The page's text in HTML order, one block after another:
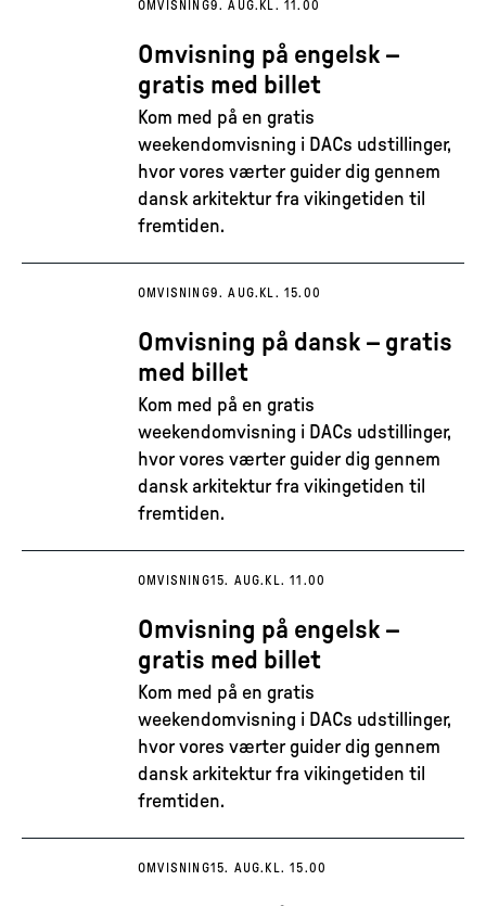
OMVISNING9. AUG. KL. 11.00
Omvisning på engelsk –
gratis med billet
Kom med på en gratis
weekendomvisning i DACs udstillinger,
hvor vores værter guider dig gennem
dansk arkitektur fra vikingetiden til
fremtiden.
OMVISNING9. AUG. KL. 15.00
Omvisning på dansk – gratis
med billet
Kom med på en gratis
weekendomvisning i DACs udstillinger,
hvor vores værter guider dig gennem
dansk arkitektur fra vikingetiden til
fremtiden.
OMVISNING15. AUG. KL. 11.00
Omvisning på engelsk –
gratis med billet
Kom med på en gratis
weekendomvisning i DACs udstillinger,
hvor vores værter guider dig gennem
dansk arkitektur fra vikingetiden til
fremtiden.
OMVISNING15. AUG. KL. 15.00